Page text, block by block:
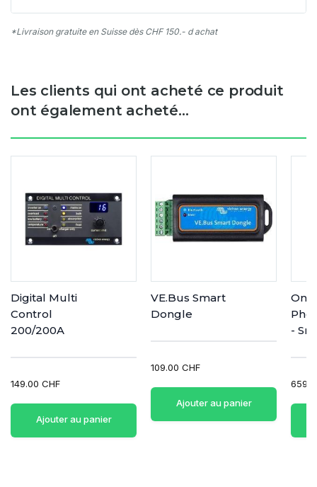
*Livraison gratuite en Suisse dès CHF 150.- d achat
Les clients qui ont acheté ce produit
ont également acheté...
Digital Multi
Control
200/200A
149.00 CHF
Ajouter au panier
VE.Bus Smart
Dongle
109.00 CHF
Ajouter au panier
-